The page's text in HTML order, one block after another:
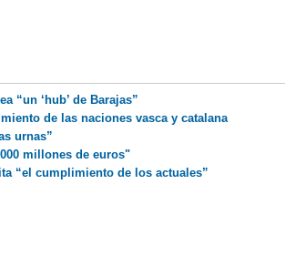
“un ‘hub’ de Barajas”
de las naciones vasca y catalana
urnas”
millones de euros"
“el cumplimiento de los actuales”